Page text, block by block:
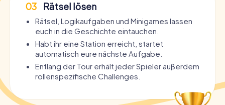
03 Rätsel lösen
Rätsel, Logikaufgaben und Minigames lassen
euch in die Geschichte eintauchen.
Habt ihr eine Station erreicht, startet
automatisch eure nächste Aufgabe.
Entlang der Tour erhält jeder Spieler außerdem
rollenspezifische Challenges.